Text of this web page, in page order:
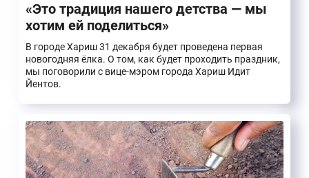
«Это традиция нашего детства — мы
хотим ей поделиться»
В городе Хариш 31 декабря будет проведена первая
новогодняя ёлка. О том, как будет проходить праздник,
мы поговорили с вице-мэром города Хариш Идит
Йентов.